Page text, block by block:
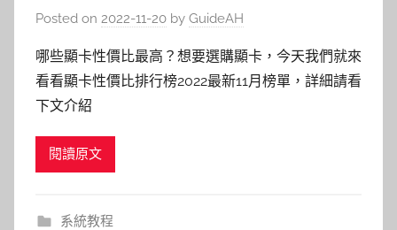
Posted on 2022-11-20 by GuideAH
哪些顯卡性價比最高？想要選購顯卡，今天我們就來
看看顯卡性價比排行榜2022最新11月榜單，詳細請看
下文介紹
閱讀原文
系統教程